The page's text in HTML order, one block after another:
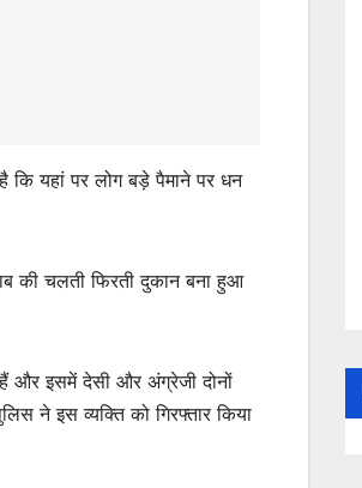
है कि यहां पर लोग बड़े पैमाने पर धन
की चलती फिरती दुकान बना हुआ
और इसमें देसी और अंग्रेजी दोनों
ने इस व्यक्ति को गिरफ्तार किया